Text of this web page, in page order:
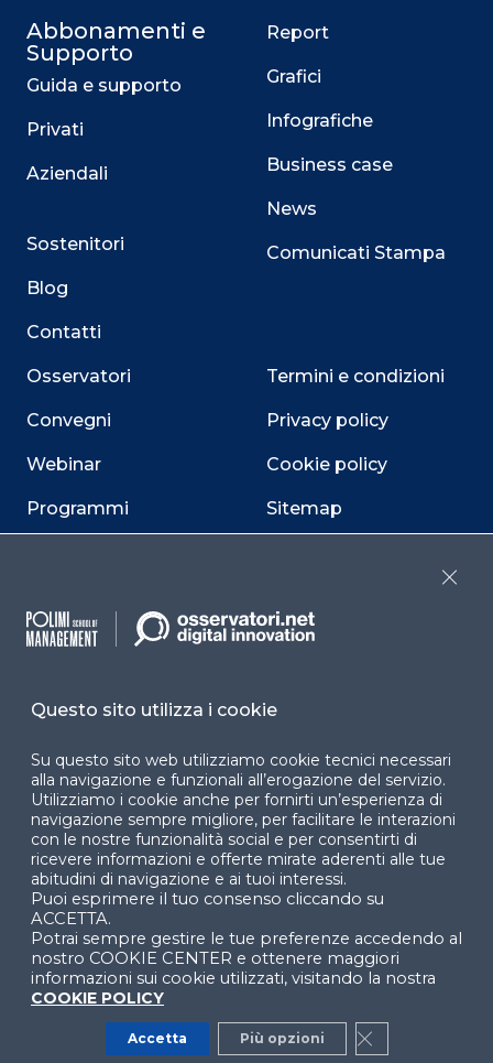
Abbonamenti e
Supporto
Guida e supporto
Privati
Aziendali
Sostenitori
Blog
Contatti
Osservatori
Convegni
Webinar
Programmi
Report
Grafici
Infografiche
Business case
News
Comunicati Stampa
Termini e condizioni
Privacy policy
Cookie policy
Sitemap
Cookie Center
YouTube X
© 2024 Copyright © Politecnico di Milano Dipartimento
Questo sito utilizza i cookie
Su questo sito web utilizziamo cookie tecnici necessari
alla navigazione e funzionali all’erogazione del servizio.
Utilizziamo i cookie anche per fornirti un’esperienza di
navigazione sempre migliore, per facilitare le interazioni
con le nostre funzionalità social e per consentirti di
ricevere informazioni e offerte mirate aderenti alle tue
abitudini di navigazione e ai tuoi interessi.
Puoi esprimere il tuo consenso cliccando su
ACCETTA.
Potrai sempre gestire le tue preferenze accedendo al
nostro COOKIE CENTER e ottenere maggiori
informazioni sui cookie utilizzati, visitando la nostra
COOKIE POLICY
Accetta Più opzioni Close GDPR